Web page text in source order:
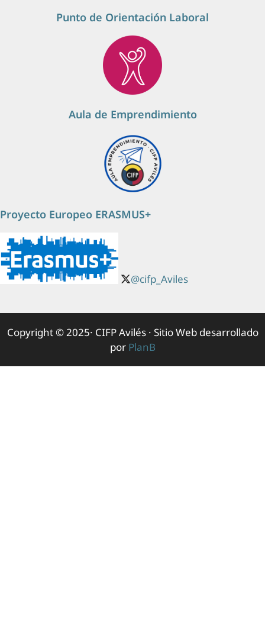
Punto de Orientación Laboral
Aula de Emprendimiento
Proyecto Europeo ERASMUS+
@cifp_Aviles
Copyright © 2025· CIFP Avilés · Sitio Web desarrollado
por PlanB